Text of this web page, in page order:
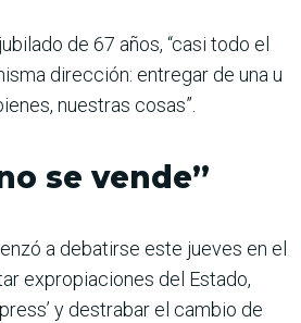
de 67 años, “casi todo el
dirección: entregar de una u
nuestras cosas”.
se vende”
a debatirse este jueves en el
expropiaciones del Estado,
y destrabar el cambio de